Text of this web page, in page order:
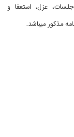
عزل، استعفا و
مذکور می‏باشد.